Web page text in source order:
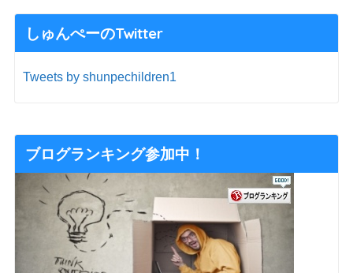
しゅんぺーのTwitter
Tweets by shunpechildren1
ブログランキング参加中！